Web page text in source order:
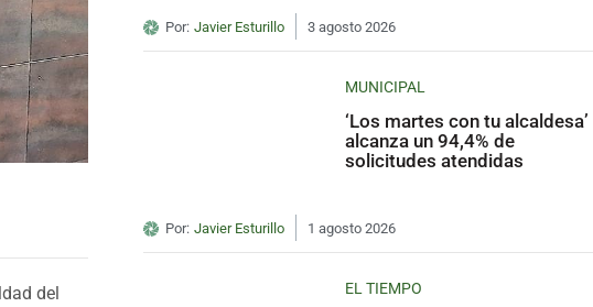
del
Por: Javier Esturillo 3 agosto 2026
MUNICIPAL
‘Los martes con tu alcaldesa’
alcanza un 94,4% de
solicitudes atendidas
Por: Javier Esturillo 1 agosto 2026
EL TIEMPO